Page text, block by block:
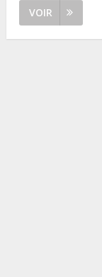
VOIR